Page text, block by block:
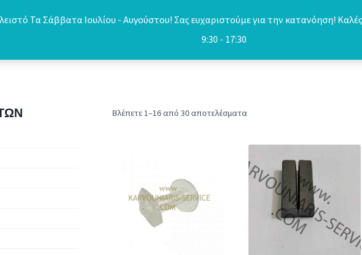
Τα Σάββατα Ιουλίου - Αυγούστου! Σας ευχαριστούμε για την κατανόηση!
9:30 - 17:30
Βλέπετε 1–16 από 30 αποτελέσματαSorted
popularity